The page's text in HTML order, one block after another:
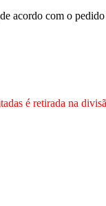
acordo com o
é retirada na